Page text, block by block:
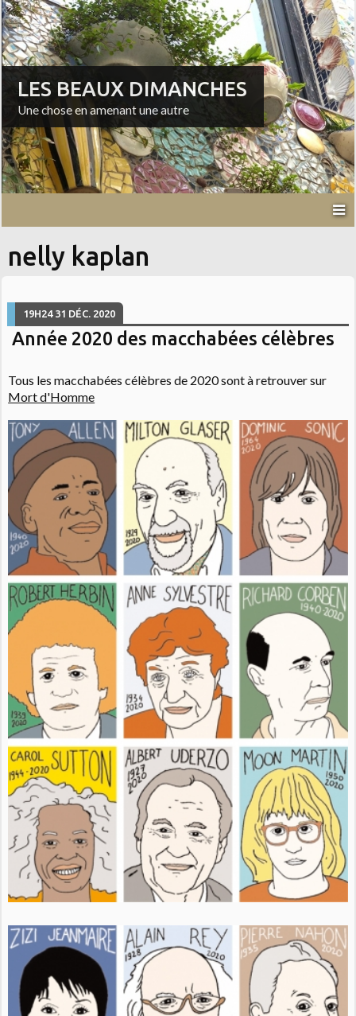
LES BEAUX DIMANCHES
Une chose en amenant une autre
nelly kaplan
19H24 31 DÉC. 2020
Année 2020 des macchabées célèbres
Tous les macchabées célèbres de 2020 sont à retrouver sur
Mort d'Homme